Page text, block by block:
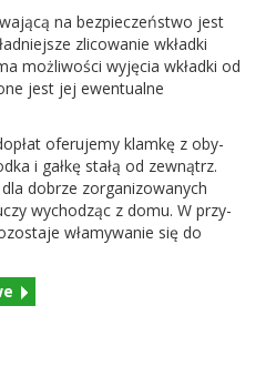
na bez­pieczeństwo jest
zli­cow­anie wkładki
możli­wości wyję­cia wkładki od
jest jej ewen­tu­alne
ofer­u­jemy klamkę z oby­
i gałkę stałą od zewnątrz.
dobrze zor­ga­ni­zowanych
wychodząc z domu. W przy­
włamy­wanie się do